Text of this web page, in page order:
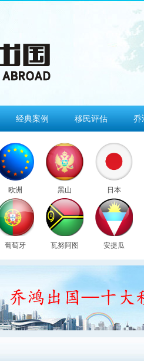
经典案例 移民评估 乔
欧洲 黑山 日本
葡萄牙 瓦努阿图 安提瓜